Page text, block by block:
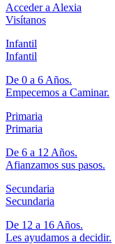
Acceder a Alexia
Visítanos
Infantil
Infantil
De 0 a 6 Años.
Empecemos a Caminar.
Primaria
Primaria
De 6 a 12 Años.
Afianzamos sus pasos.
Secundaria
Secundaria
De 12 a 16 Años.
Les ayudamos a decidir.